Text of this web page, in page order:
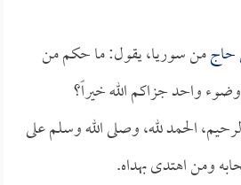
من سوريا، يقول: ما حكم من
واحد جزاكم الله خيراً؟
الحمد لله، وصلى الله وسلم على
ومن اهتدى بهداه.